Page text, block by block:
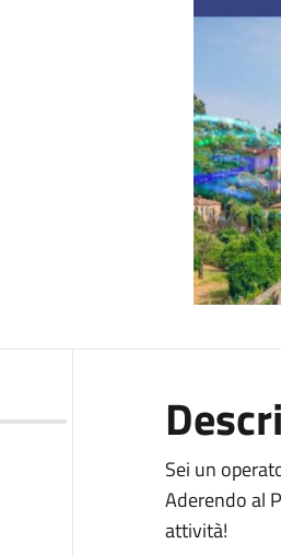
Sei un
Aderendo al
attività!